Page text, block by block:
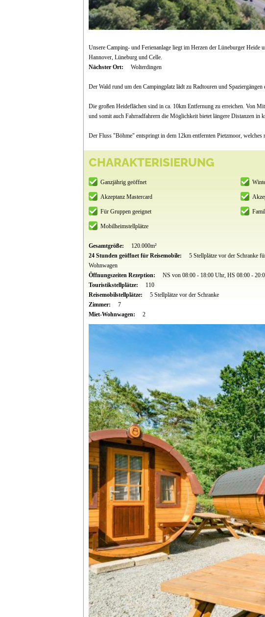
Unsere Camping- und Ferienanlage liegt im Herzen der Lüneburger Heide
Hannover, Lüneburg und Celle.
Nächster Ort:
Wolterdingen
Der Wald rund um den Campingplatz lädt zu Radtouren und
Die großen Heideflächen sind in ca. 10km Entfernung zu erreichen. Von
und somit auch Fahrradfahrern die Möglichkeit bietet längere Distanzen in
Der Fluss "Böhme" entspringt in dem 12km entfernten Pietzmoor,
CHARAKTERISIERUNG
Ganzjährig geöffnet
Akzeptanz Mastercard
Für Gruppen geeignet
Mobilheimstellplätze
Gesamtgröße: 120.000m²
24 Stunden geöffnet für Reisemobile:
5 Stellplätze vor der Schranke
Wohnwagen
Öffnungszeiten Rezeption: NS von 08:00 - 18:00 Uhr, HS 08:00 -
Touristikstellplätze:
110
Reisemobilstellplätze:
5 Stellplätze vor der Schranke
Zimmer:
7
Miet-Wohnwagen:
2